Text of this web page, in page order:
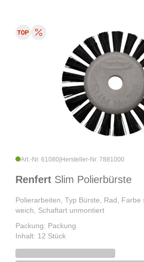
Art.-Nr. 61080 Hersteller-Nr. 7881000
Renfert Slim Polierbürste
Polierarbeiten, Typ Bürste, Rad,
weich, Schaftart unmontiert
Packung: Packung
Inhalt: 12 Stück